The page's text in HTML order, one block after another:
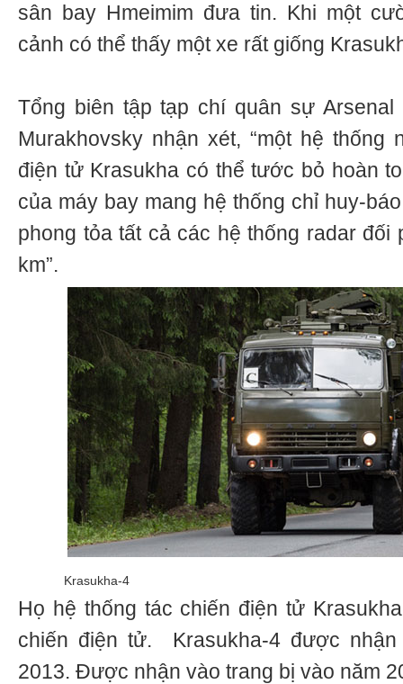
sân bay Hmeimim đưa tin. Khi một
cảnh có thể thấy một xe rất giống
Tổng biên tập tạp chí quân sự Arsenal
Murakhovsky nhận xét, “một hệ thống
điện tử Krasukha có thể tước bỏ hoàn
của máy bay mang hệ thống chỉ huy-
phong tỏa tất cả các hệ thống radar đối
km”.
Krasukha-4
Họ hệ thống tác chiến điện tử
chiến điện tử. Krasukha-4 được
2013. Được nhận vào trang bị vào năm